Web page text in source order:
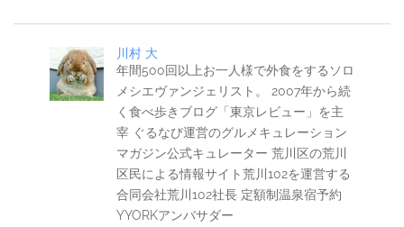
川村 大
年間500回以上お一人様で外食をするソロ
メシエヴァンジェリスト。 2007年から続
く食べ歩きブログ「東京レビュー」を主
宰 ぐるなび運営のグルメキュレーション
マガジン公式キュレーター 荒川区の荒川
区民による情報サイト荒川102を運営する
合同会社荒川102社長 定額制温泉宿予約
YYORKアンバサダー